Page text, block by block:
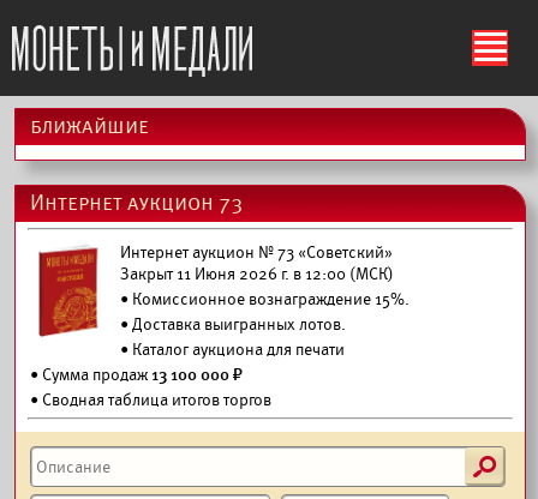
ś
ближайшие
Интернет аукцион 73
Интернет аукцион № 73 «Советский»
Закрыт 11 Июня 2026 г. в 12:00 (МСК)
• Комиссионное вознаграждение 15%.
•Доставка выигранных лотов.
• Каталог аукциона для печати
• Сумма продаж13 100 000 ₽
• Сводная таблица итогов торгов
s